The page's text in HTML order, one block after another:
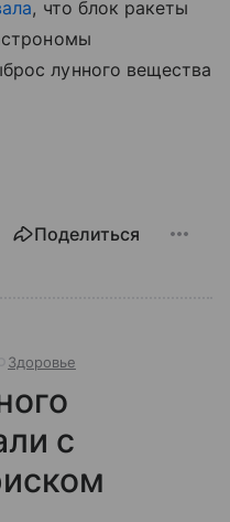
, что блок ракеты
лунного вещества
Поделиться
Здоровье
с